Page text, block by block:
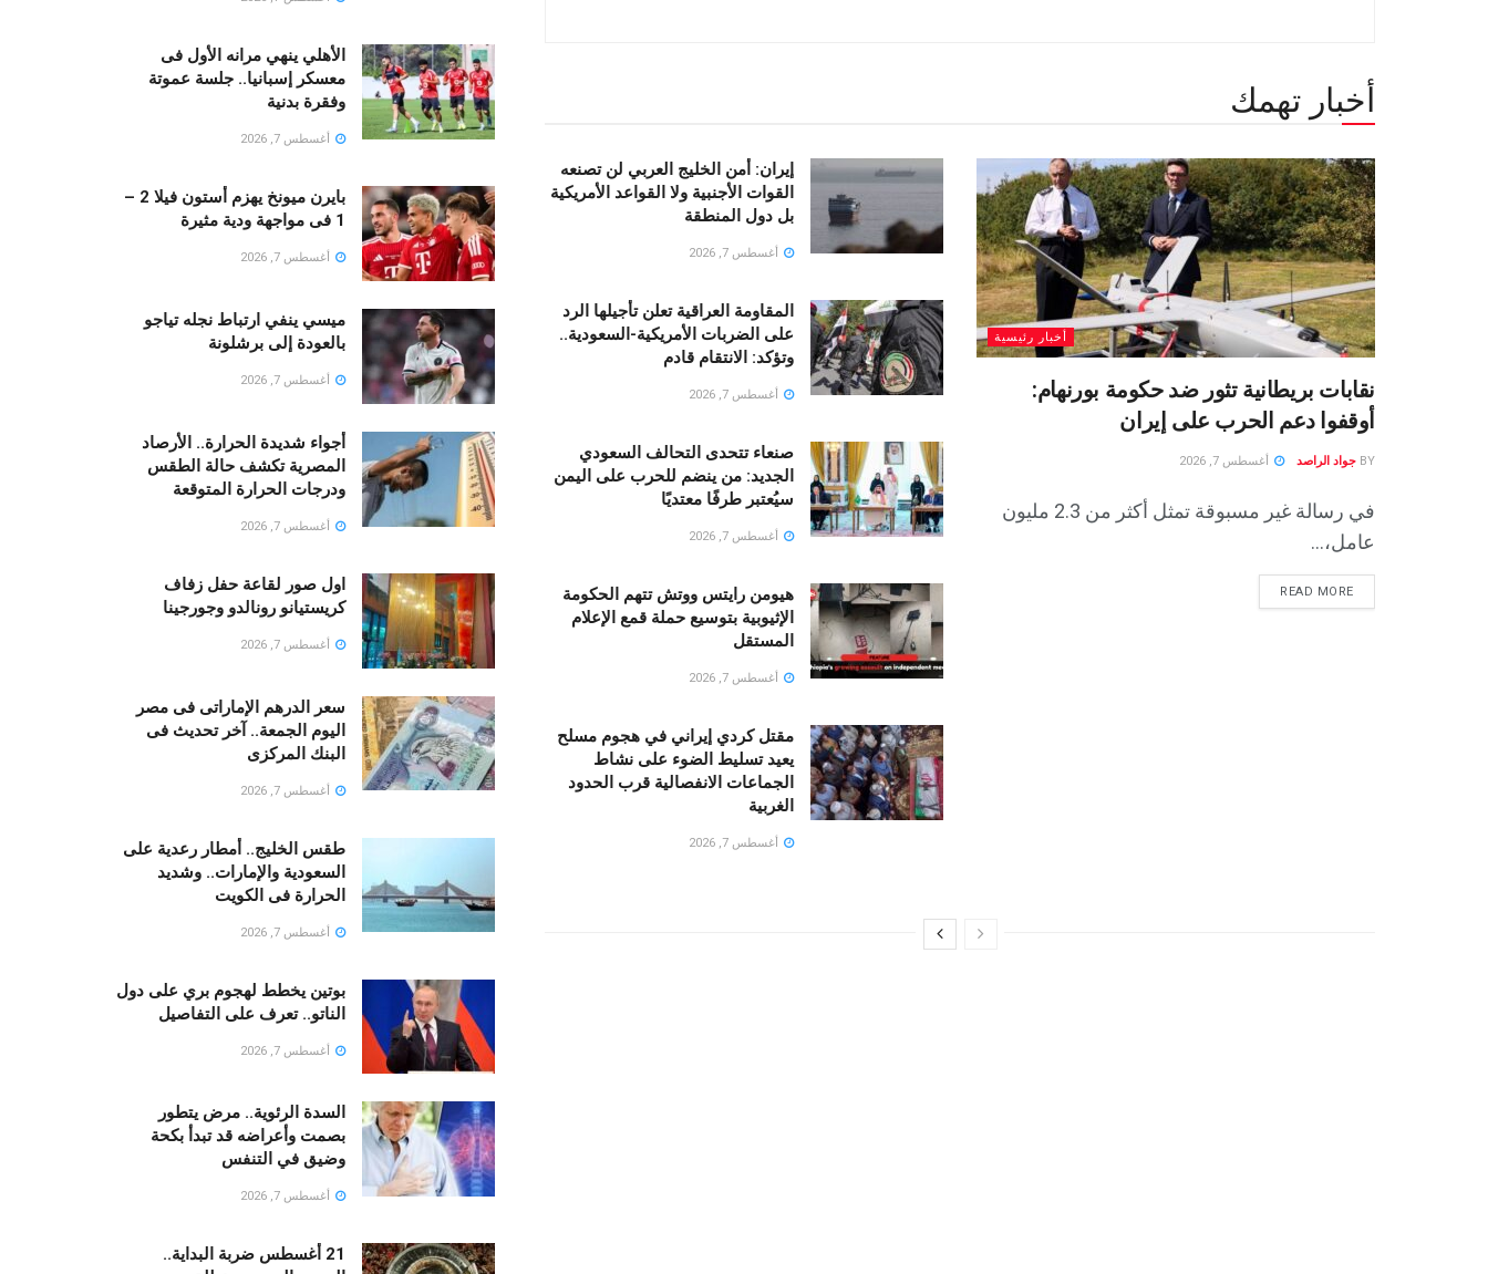
أخبار تهمك
أخبار رئيسية
نقابات بريطانية تثور ضد حكومة بورنهام:
أوقفوا دعم الحرب على إيران
BY جواد الراصد أغسطس 7, 2026
في رسالة غير مسبوقة تمثل أكثر من 2.3 مليون
عامل،...
READ MORE
إيران: أمن الخليج العربي لن تصنعه
القوات الأجنبية ولا القواعد الأمريكية
بل دول المنطقة
أغسطس 7, 2026
المقاومة العراقية تعلن تأجيلها الرد
على الضربات الأمريكية-السعودية..
وتؤكد: الانتقام قادم
أغسطس 7, 2026
صنعاء تتحدى التحالف السعودي
الجديد: من ينضم للحرب على اليمن
سيُعتبر طرفًا معتديًا
أغسطس 7, 2026
هيومن رايتس ووتش تتهم الحكومة
الإثيوبية بتوسيع حملة قمع الإعلام
المستقل
أغسطس 7, 2026
مقتل كردي إيراني في هجوم مسلح
يعيد تسليط الضوء على نشاط
الجماعات الانفصالية قرب الحدود
الغربية
أغسطس 7, 2026
الأهلي ينهي مرانه الأول فى
معسكر إسبانيا.. جلسة عموتة
وفقرة بدنية
أغسطس 7, 2026
بايرن ميونخ يهزم أستون فيلا 2 –
1 فى مواجهة ودية مثيرة
أغسطس 7, 2026
ميسي ينفي ارتباط نجله تياجو
بالعودة إلى برشلونة
أغسطس 7, 2026
أجواء شديدة الحرارة.. الأرصاد
المصرية تكشف حالة الطقس
ودرجات الحرارة المتوقعة
أغسطس 7, 2026
اول صور لقاعة حفل زفاف
كريستيانو رونالدو وجورجينا
أغسطس 7, 2026
سعر الدرهم الإماراتى فى مصر
اليوم الجمعة.. آخر تحديث فى
البنك المركزى
أغسطس 7, 2026
طقس الخليج.. أمطار رعدية على
السعودية والإمارات.. وشديد
الحرارة فى الكويت
أغسطس 7, 2026
بوتين يخطط لهجوم بري على دول
الناتو.. تعرف على التفاصيل
أغسطس 7, 2026
السدة الرئوية.. مرض يتطور
بصمت وأعراضه قد تبدأ بكحة
وضيق في التنفس
أغسطس 7, 2026
21 أغسطس ضربة البداية..